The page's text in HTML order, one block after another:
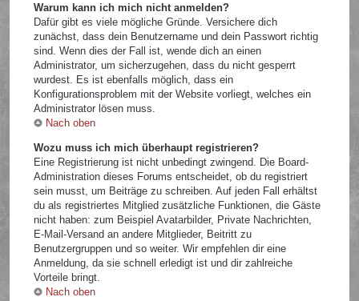
Warum kann ich mich nicht anmelden?
Dafür gibt es viele mögliche Gründe. Versichere dich
zunächst, dass dein Benutzername und dein Passwort richtig
sind. Wenn dies der Fall ist, wende dich an einen
Administrator, um sicherzugehen, dass du nicht gesperrt
wurdest. Es ist ebenfalls möglich, dass ein
Konfigurationsproblem mit der Website vorliegt, welches ein
Administrator lösen muss.
Nach oben
Wozu muss ich mich überhaupt registrieren?
Eine Registrierung ist nicht unbedingt zwingend. Die Board-
Administration dieses Forums entscheidet, ob du registriert
sein musst, um Beiträge zu schreiben. Auf jeden Fall erhältst
du als registriertes Mitglied zusätzliche Funktionen, die Gäste
nicht haben: zum Beispiel Avatarbilder, Private Nachrichten,
E-Mail-Versand an andere Mitglieder, Beitritt zu
Benutzergruppen und so weiter. Wir empfehlen dir eine
Anmeldung, da sie schnell erledigt ist und dir zahlreiche
Vorteile bringt.
Nach oben